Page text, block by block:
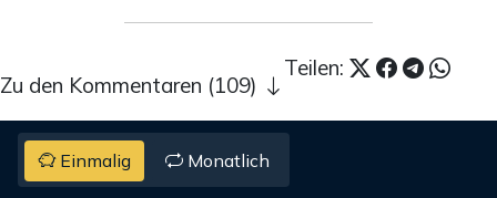
Teilen:
Zu den Kommentaren (109)
Einmalig Monatlich